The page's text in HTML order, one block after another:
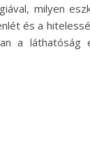
milyen
és a
a láthatóság